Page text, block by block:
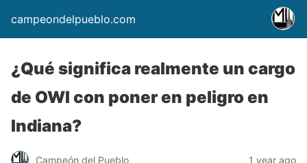
campeondelpueblo.com
¿Qué significa realmente un cargo
de OWI con poner en peligro en
Indiana?
Campeón del Pueblo 1 year ago